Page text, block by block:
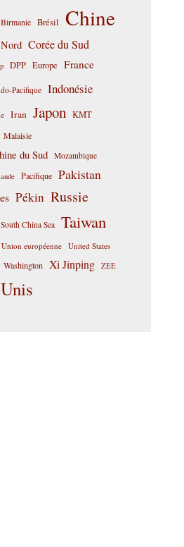
Birmanie Brésil Chine
Corée du Sud
DPP Europe France
Pacifique Indonésie
Iran Japon KMT
Malaisie
du Sud Mozambique
Pacifique Pakistan
Pékin Russie
South China Sea Taiwan
Union européenne United States
Washington Xi Jinping ZEE